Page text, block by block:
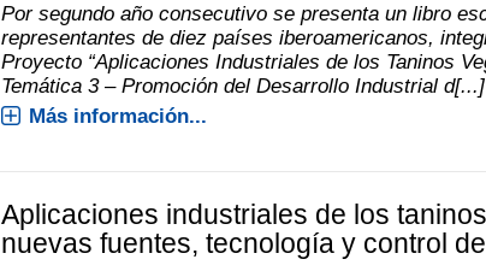
Por segundo año consecutivo se presenta un libro
representantes de diez países iberoamericanos,
Proyecto “Aplicaciones Industriales de los Taninos
Temática 3 – Promoción del Desarrollo Industrial d[...]
Más información...
Aplicaciones industriales de los
nuevas fuentes, tecnología y control